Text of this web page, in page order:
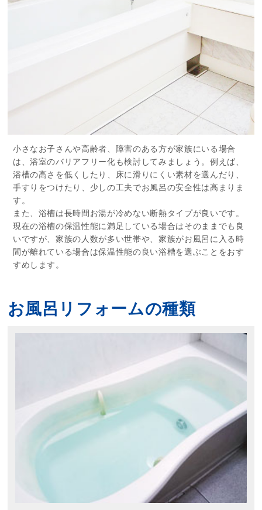
小さなお子さんや高齢者、障害のある方が家族にいる場合
は、浴室のバリアフリー化も検討してみましょう。例えば、
浴槽の高さを低くしたり、床に滑りにくい素材を選んだり、
手すりをつけたり、少しの工夫でお風呂の安全性は高まりま
す。
また、浴槽は長時間お湯が冷めない断熱タイプが良いです。
現在の浴槽の保温性能に満足している場合はそのままでも良
いですが、家族の人数が多い世帯や、家族がお風呂に入る時
間が離れている場合は保温性能の良い浴槽を選ぶことをおす
すめします。
お風呂リフォームの種類